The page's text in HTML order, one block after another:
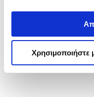
Χρησιμοποιήστε